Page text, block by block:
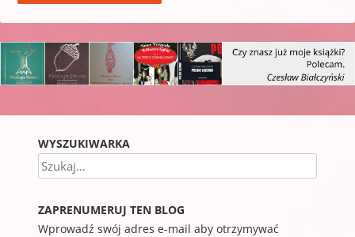
WYSZUKIWARKA
Szukaj
ZAPRENUMERUJ TEN BLOG
Wprowadź swój adres e-mail aby otrzymywać